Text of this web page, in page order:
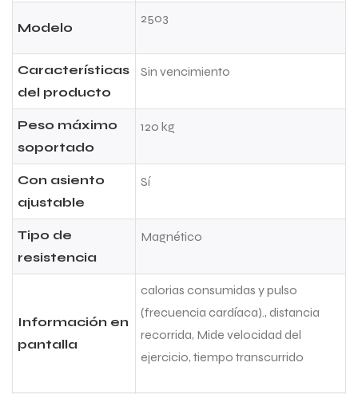
Modelo
2503
Características
del producto
Sin vencimiento
Peso máximo
soportado
120 kg
Con asiento
ajustable
Sí
Tipo de
resistencia
Magnético
Información en
pantalla
calorias consumidas y pulso
(frecuencia cardíaca)., distancia
recorrida, Mide velocidad del
ejercicio, tiempo transcurrido